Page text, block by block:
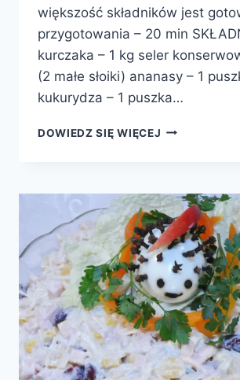
większość składników jest
przygotowania – 20 min
kurczaka – 1 kg seler
(2 małe słoiki) ananasy – 1
kukurydza – 1 puszka…
DOWIEDZ SIĘ WIĘCEJ SAŁATKA
I
ANANASEM